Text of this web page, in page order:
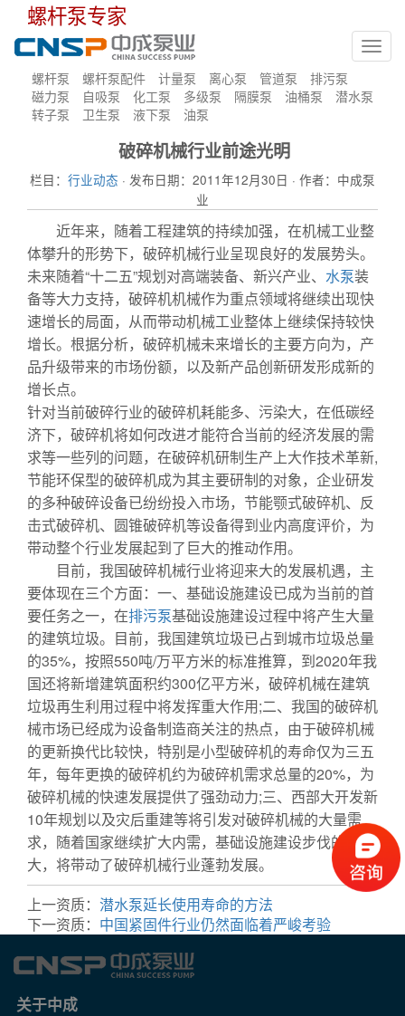
螺杆泵专家
螺杆泵 螺杆泵配件 计量泵 离心泵 管道泵
排污泵
磁力泵
自吸泵 化工泵 多级泵 隔膜泵 油桶泵
潜水泵
转子泵
卫生泵 液下泵 油泵
破碎机械行业前途光明
栏目： 行业动态 · 发布日期：2011年12月30日 · 作者：中成泵
业
近年来，随着工程建筑的持续加强，在机械工业整
体攀升的形势下，破碎机械行业呈现良好的发展势头。
未来随着“十二五”规划对高端装备、新兴产业、 水泵装
备等大力支持，破碎机机械作为重点领域将继续出现快
速增长的局面，从而带动机械工业整体上继续保持较快
增长。根据分析，破碎机械未来增长的主要方向为，产
品升级带来的市场份额，以及新产品创新研发形成新的
增长点。
针对当前破碎行业的破碎机耗能多、污染大，在低碳经
济下，破碎机将如何改进才能符合当前的经济发展的需
求等一些列的问题，在破碎机研制生产上大作技术革新,
节能环保型的破碎机成为其主要研制的对象，企业研发
的多种破碎设备已纷纷投入市场，节能颚式破碎机、反
击式破碎机、圆锥破碎机等设备得到业内高度评价，为
带动整个行业发展起到了巨大的推动作用。
目前，我国破碎机械行业将迎来大的发展机遇，主
要体现在三个方面：一、基础设施建设已成为当前的首
要任务之一，在排污泵基础设施建设过程中将产生大量
的建筑垃圾。目前，我国建筑垃圾已占到城市垃圾总量
的35%，按照550吨/万平方米的标准推算，到2020年我
国还将新增建筑面积约300亿平方米，破碎机械在建筑
垃圾再生利用过程中将发挥重大作用;二、我国的破碎机
械市场已经成为设备制造商关注的热点，由于破碎机械
的更新换代比较快，特别是小型破碎机的寿命仅为三五
年，每年更换的破碎机约为破碎机需求总量的20%，为
破碎机械的快速发展提供了强劲动力;三、西部大开发新
10年规划以及灾后重建等将引发对破碎机械的大量需
求，随着国家继续扩大内需，基础设施建设步伐的加
大，将带动了破碎机械行业蓬勃发展。
上一资质： 潜水泵延长使用寿命的方法
下一资质： 中国紧固件行业仍然面临着严峻考验
关于中成